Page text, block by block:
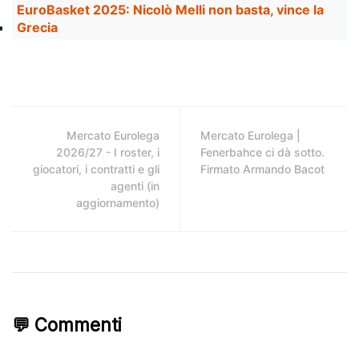
EuroBasket 2025: Nicolò Melli non basta, vince la
Grecia
Mercato Eurolega
2026/27 - I roster, i
giocatori, i contratti e gli
agenti (in
aggiornamento)
Mercato Eurolega |
Fenerbahce ci dà sotto.
Firmato Armando Bacot
💬 Commenti